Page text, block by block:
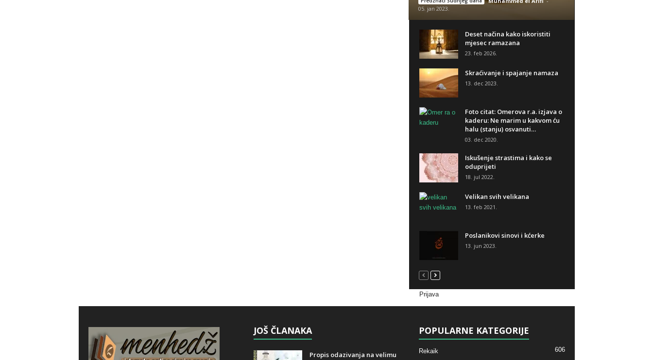
05. jan 2023.
Deset načina kako iskoristiti
mjesec ramazana
23. feb 2026.
Skraćivanje i spajanje namaza
13. dec 2023.
Foto citat: Omerova r.a. izjava o
kaderu: Ne marim u kakvom ću
halu (stanju) osvanuti…
03. dec 2020.
Iskušenje strastima i kako se
oduprijeti
18. jul 2022.
Velikan svih velikana
13. feb 2021.
Poslanikovi sinovi i kćerke
13. jun 2023.
Prijava
JOŠ ČLANAKA
Propis odazivanja na velimu
POPULARNE KATEGORIJE
Rekaik 606